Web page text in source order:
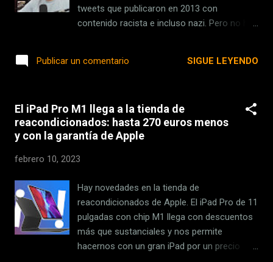
31 minutos con una sola carga. Su sistema
de conexión permite volar hasta a 10
más allá de la palma de la mano. Este dron
tweets que publicaron en 2013 con
contenido racista e incluso nazi. Pero no ha
manera contra la pareja, sino que también
pasado que han vivido en sus carnes y se
habían callado. Debido a esta presión, y tras
hacer una retransmisión en Twitch
disculpándose, AuronPlay anunció que se
pocos días . Pero dejó muy claro que iba a
terminar volviendo, y su idea era
precisamente estar en los Squid Craft Game
2 , del que es administrador junto a
Komanche y ElRubius. AuronPlay no
Publicar un comentario SIGUE LEYENDO
El iPad Pro M1 llega a la tienda de
reacondicionados: hasta 270 euros menos
y con la garantía de Apple
febrero 10, 2023
Hay novedades en la tienda de
reacondicionados de Apple. El iPad Pro de 11
pulgadas con chip M1 llega con descuentos
más que sustanciales y nos permite
hacernos con un gran iPad por un precio